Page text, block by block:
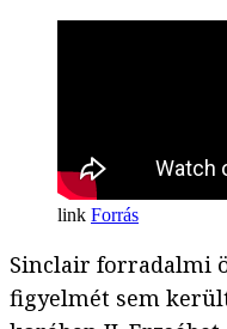
Forrás
Sinclair forradalmi
figyelmét sem